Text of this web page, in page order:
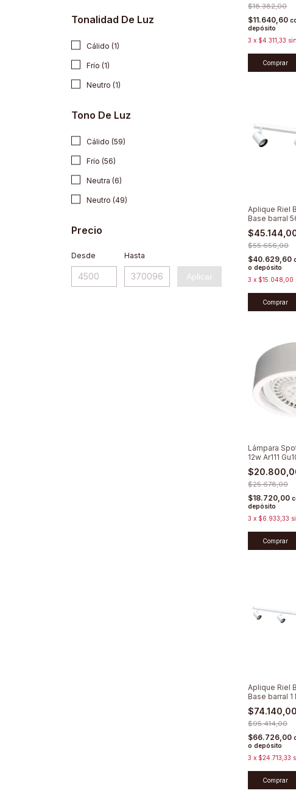
Tonalidad De Luz
Cálido (1)
Frío (1)
Neutro (1)
Tono De Luz
Cálido (59)
Frío (56)
Neutra (6)
Neutro (49)
Precio
Desde Hasta
Aplicar
$18.382,00
$11.640,60
depósito
3 x $4.311,33
Comprar
Aplique Riel
Base barral
$55.656,00
$40.629,60
o depósito
3 x $15.048,00
Comprar
Lámpara
12w Ar111
Dimerizable
$25.678,00
$18.720,00
depósito
3 x $6.933,33
Comprar
Aplique Riel
Base barral
$74.140,00
$95.414,00
$66.726,00
o depósito
3 x $24.713,33
Comprar